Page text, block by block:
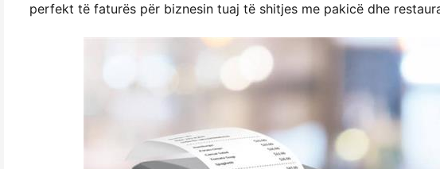
perfekt të faturës për biznesin tuaj të shitjes me pakicë dhe